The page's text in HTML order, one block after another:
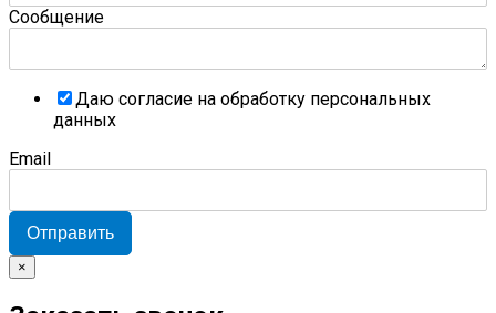
Сообщение
Даю согласие на обработку персональных
данных
Email
Отправить
×